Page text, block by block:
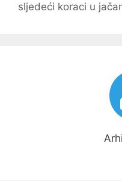
sljedeći koraci u